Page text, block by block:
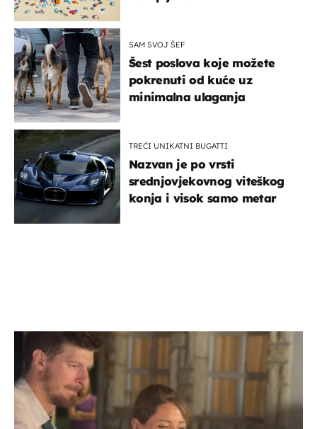
SAM SVOJ ŠEF
Šest poslova koje možete
pokrenuti od kuće uz
minimalna ulaganja
TREĆI UNIKATNI BUGATTI
Nazvan je po vrsti
srednjovjekovnog viteškog
konja i visok samo metar